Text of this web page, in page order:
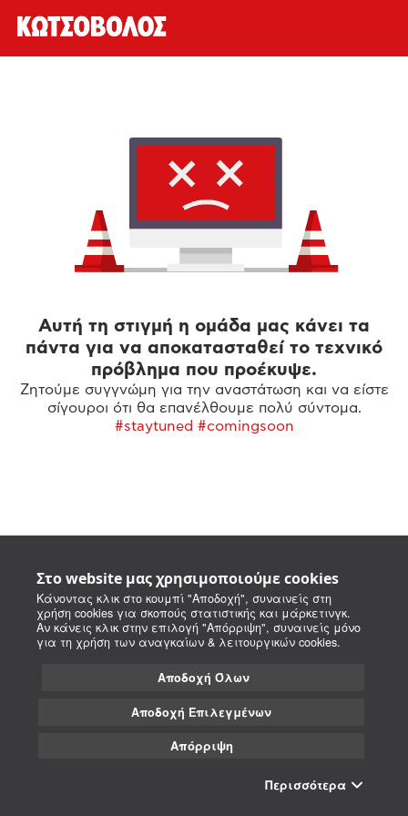
Στο website μας χρησιμοποιούμε cookies
Κάνοντας κλικ στο κουμπί "Αποδοχή", συναινείς στη
χρήση cookies για σκοπούς στατιστικής και μάρκετινγκ.
Αν κάνεις κλικ στην επιλογή "Απόρριψη", συναινείς μόνο
για τη χρήση των αναγκαίων & λειτουργικών cookies.
Αποδοχή Όλων
Αποδοχή Επιλεγμένων
Απόρριψη
Περισσότερα
Αυτή τη στιγμή η ομάδα μας κάνει τα
πάντα για να αποκατασταθεί το τεχνικό
πρόβλημα που προέκυψε.
Ζητούμε συγγνώμη για την αναστάτωση και να είστε
σίγουροι ότι θα επανέλθουμε πολύ σύντομα.
#staytuned #comingsoon